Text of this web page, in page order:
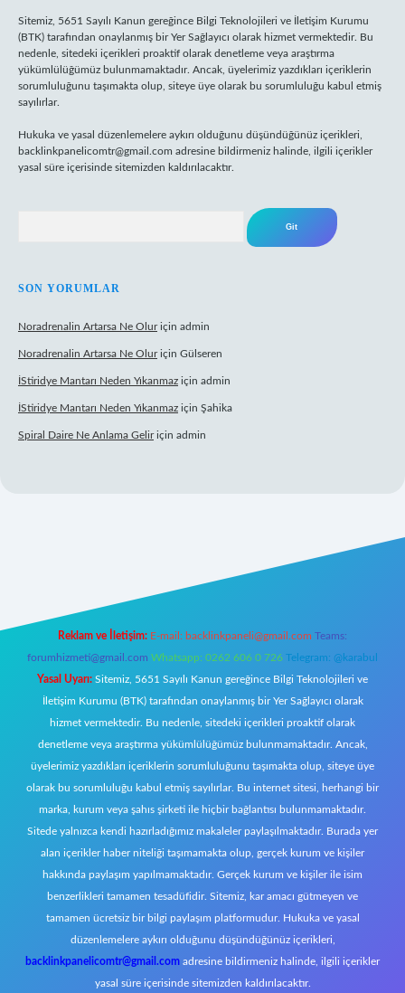
Sitemiz, 5651 Sayılı Kanun gereğince Bilgi Teknolojileri ve İletişim Kurumu
(BTK) tarafından onaylanmış bir Yer Sağlayıcı olarak hizmet vermektedir. Bu
nedenle, sitedeki içerikleri proaktif olarak denetleme veya araştırma
yükümlülüğümüz bulunmamaktadır. Ancak, üyelerimiz yazdıkları içeriklerin
sorumluluğunu taşımakta olup, siteye üye olarak bu sorumluluğu kabul etmiş
sayılırlar.
Hukuka ve yasal düzenlemelere aykırı olduğunu düşündüğünüz içerikleri,
backlinkpanelicomtr@gmail.com adresine bildirmeniz halinde, ilgili içerikler
yasal süre içerisinde sitemizden kaldırılacaktır.
SON YORUMLAR
Noradrenalin Artarsa Ne Oluriçin admin
Noradrenalin Artarsa Ne Oluriçin Gülseren
İStiridye Mantarı Neden Yıkanmaz için admin
İStiridye Mantarı Neden Yıkanmaz için Şahika
Spiral Daire Ne Anlama Geliriçin admin
Reklam ve İletişim: E-mail: backlinkpaneli@gmail.com Teams:
forumhizmeti@gmail.com Whatsapp: 0262 606 0 726 Telegram: @karabul
Yasal Uyarı: Sitemiz, 5651 Sayılı Kanun gereğince Bilgi Teknolojileri ve
İletişim Kurumu (BTK) tarafından onaylanmış bir Yer Sağlayıcı olarak
hizmet vermektedir. Bu nedenle, sitedeki içerikleri proaktif olarak
denetleme veya araştırma yükümlülüğümüz bulunmamaktadır. Ancak,
üyelerimiz yazdıkları içeriklerin sorumluluğunu taşımakta olup, siteye üye
olarak bu sorumluluğu kabul etmiş sayılırlar. Bu internet sitesi, herhangi bir
marka, kurum veya şahıs şirketi ile hiçbir bağlantısı bulunmamaktadır.
Sitede yalnızca kendi hazırladığımız makaleler paylaşılmaktadır. Burada yer
alan içerikler haber niteliği taşımamakta olup, gerçek kurum ve kişiler
hakkında paylaşım yapılmamaktadır. Gerçek kurum ve kişiler ile isim
benzerlikleri tamamen tesadüfidir. Sitemiz, kar amacı gütmeyen ve
tamamen ücretsiz bir bilgi paylaşım platformudur. Hukuka ve yasal
düzenlemelere aykırı olduğunu düşündüğünüz içerikleri,
backlinkpanelicomtr@gmail.com adresine bildirmeniz halinde, ilgili içerikler
yasal süre içerisinde sitemizden kaldırılacaktır.